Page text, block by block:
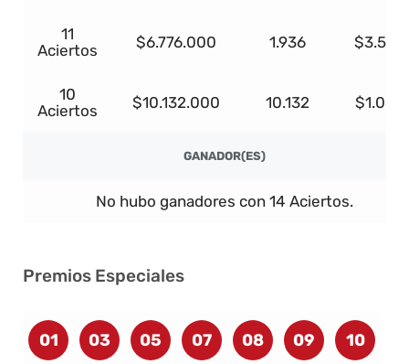
11
Aciertos
$6.776.000 1.936 $3.500
10
Aciertos
$10.132.000 10.132 $1.000
GANADOR(ES)
No hubo ganadores con 14 Aciertos.
Premios Especiales
01 03 05 07 08 09 10